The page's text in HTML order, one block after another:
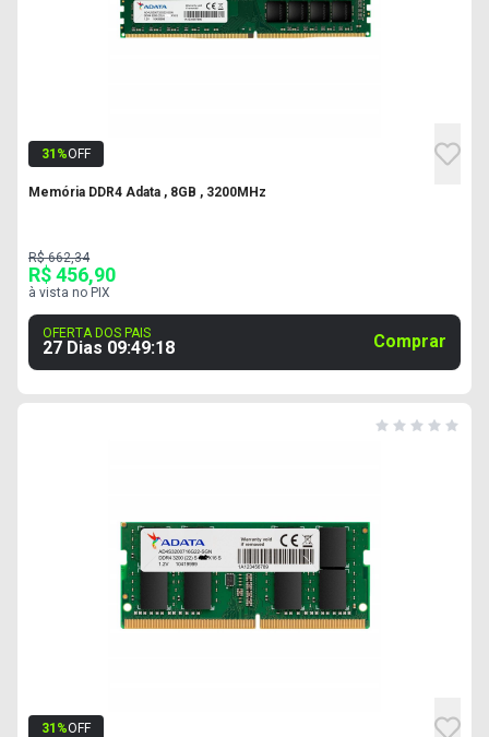
31 %OFF
Memória DDR4 Adata , 8GB , 3200MHz
R$ 662,34
R$ 456,90
à vista no PIX
OFERTA DOS PAIS
27 Dias 09:49:17 Comprar
31 %OFF